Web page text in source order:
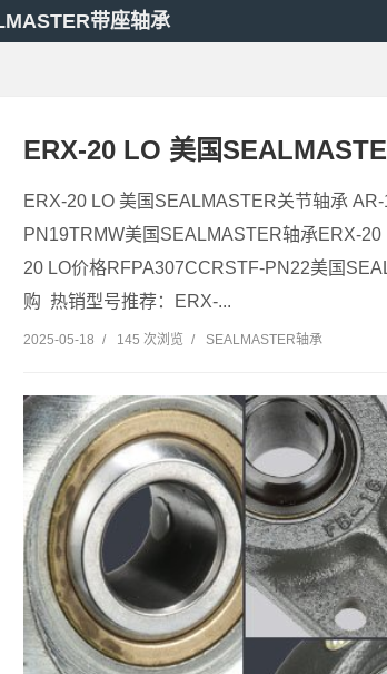
带座轴承
ERX-20 LO 美国
ERX-20 LO 美国SEALMASTER关节轴承
PN19TRMW美国SEALMASTER轴承ERX-
20 LO价格RFPA307CCRSTF-PN22美国
购 热销型号推荐：ERX-...
2025-05-18 / 145 次浏览 / SEALMASTER轴承